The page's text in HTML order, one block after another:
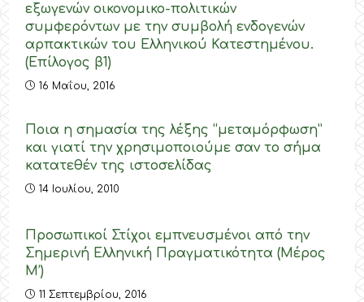
εξωγενών οικονομικο-πολιτικών
συμφερόντων με την συμβολή ενδογενών
αρπακτικών του Ελληνικού Κατεστημένου.
(Επίλογος β1)
16 Μαΐου, 2016
Ποια η σημασία της λέξης “μεταμόρφωση”
και γιατί την χρησιμοποιούμε σαν το σήμα
κατατεθέν της ιστοσελίδας
14 Ιουλίου, 2010
Προσωπικοί Στίχοι εμπνευσμένοι από την
Σημερινή Ελληνική Πραγματικότητα (Μέρος
M’)
11 Σεπτεμβρίου, 2016